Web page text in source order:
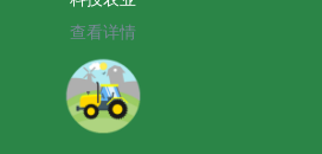
查看详情